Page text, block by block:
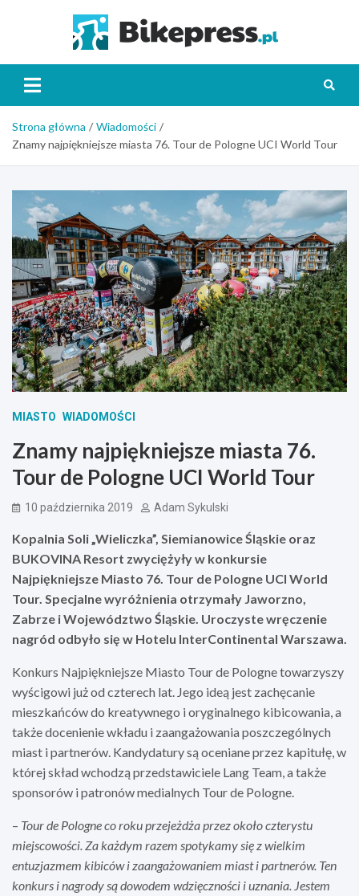
Strona główna
Wiadomości
Znamy najpiękniejsze miasta 76. Tour de Pologne UCI World Tour
MIASTO WIADOMOŚCI
Znamy najpiękniejsze miasta 76.
Tour de Pologne UCI World Tour
10 października 2019 Adam Sykulski
Kopalnia Soli „Wieliczka”, Siemianowice Śląskie oraz
BUKOVINA Resort zwyciężyły w konkursie
Najpiękniejsze Miasto 76. Tour de Pologne UCI World
Tour. Specjalne wyróżnienia otrzymały Jaworzno,
Zabrze i Województwo Śląskie. Uroczyste wręczenie
nagród odbyło się w Hotelu InterContinental Warszawa.
Konkurs Najpiękniejsze Miasto Tour de Pologne towarzyszy
wyścigowi już od czterech lat. Jego ideą jest zachęcanie
mieszkańców do kreatywnego i oryginalnego kibicowania, a
także docenienie wkładu i zaangażowania poszczególnych
miast i partnerów. Kandydatury są oceniane przez kapitułę, w
której skład wchodzą przedstawiciele Lang Team, a także
sponsorów i patronów medialnych Tour de Pologne.
– Tour de Pologne co roku przejeżdża przez około czterystu
miejscowości. Za każdym razem spotykamy się z wielkim
entuzjazmem kibiców i zaangażowaniem miast i partnerów. Ten
konkurs i nagrody są dowodem wdzięczności i uznania. Jestem